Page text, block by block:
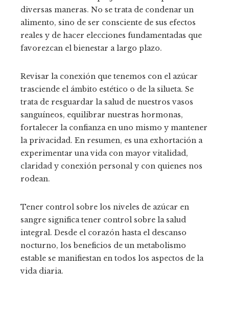
diversas maneras. No se trata de condenar un
alimento, sino de ser consciente de sus efectos
reales y de hacer elecciones fundamentadas que
favorezcan el bienestar a largo plazo.
Revisar la conexión que tenemos con el azúcar
trasciende el ámbito estético o de la silueta. Se
trata de resguardar la salud de nuestros vasos
sanguíneos, equilibrar nuestras hormonas,
fortalecer la confianza en uno mismo y mantener
la privacidad. En resumen, es una exhortación a
experimentar una vida con mayor vitalidad,
claridad y conexión personal y con quienes nos
rodean.
Tener control sobre los niveles de azúcar en
sangre significa tener control sobre la salud
integral. Desde el corazón hasta el descanso
nocturno, los beneficios de un metabolismo
estable se manifiestan en todos los aspectos de la
vida diaria.